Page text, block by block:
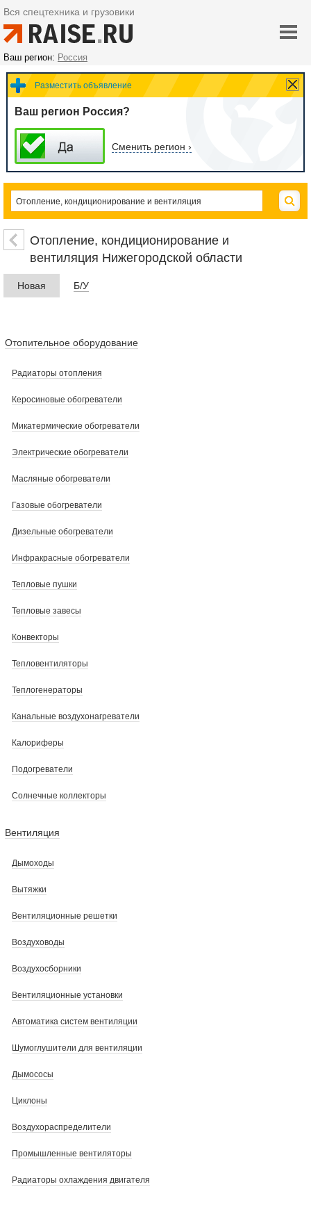
Вся спецтехника и грузовики
Ваш регион: Россия
Разместить объявление
Ваш регион Россия?
Сменить регион ›
Отопление, кондиционирование и
вентиляция Нижегородской области
Новая Б/У
Отопительное оборудование
Радиаторы отопления
Керосиновые обогреватели
Микатермические обогреватели
Электрические обогреватели
Масляные обогреватели
Газовые обогреватели
Дизельные обогреватели
Инфракрасные обогреватели
Тепловые пушки
Тепловые завесы
Конвекторы
Тепловентиляторы
Теплогенераторы
Канальные воздухонагреватели
Калориферы
Подогреватели
Солнечные коллекторы
Вентиляция
Дымоходы
Вытяжки
Вентиляционные решетки
Воздуховоды
Воздухосборники
Вентиляционные установки
Автоматика систем вентиляции
Шумоглушители для вентиляции
Дымососы
Циклоны
Воздухораспределители
Промышленные вентиляторы
Радиаторы охлаждения двигателя